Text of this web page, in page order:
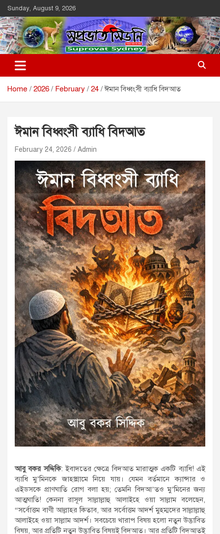
Skip
to
content
Sunday, August 9, 2026
Suprovat Sydney
The Leading Bangladesh Community Newspaper In Australia
Home 2026 February 24 ঈমান বিধ্বংসী ব্যাধি বিদআত
ঈমান বিধ্বংসী ব্যাধি বিদআত
February 24, 2026 Admin
আবু বকর সদ্দিকি: ইবাদতের ক্ষেত্রে বিদআত মারাত্মক একটি ব্যাধি! এই
ব্যাধি মু’মিনকে জাহান্নামে নিয়ে যায়। যেমন বর্তমানে ক্যান্সার ও
এইডসকে প্রাণঘাতি রোগ বলা হয়; তেমনি বিদআ’তও মু’মিনের জন্য
আত্মঘাতি! কেননা রাসূল সাল্লাল্লাহু আলাইহে ওয়া সাল্লাম বলেছেন,
“সর্বোত্তম বাণী আল্লাহর কিতাব, আর সর্বোত্তম আদর্শ মুহম্মদের সাল্লাল্লাহু
আলাইহে ওয়া সাল্লাম আদর্শ। সবচেয়ে খারাপ বিষয় হলো নতুন উদ্ভাবিত
বিষয়, আর প্রতিটি নতুন উদ্ভাবিত বিষয়ই বিদআত। আর প্রতিটি বিদআতই